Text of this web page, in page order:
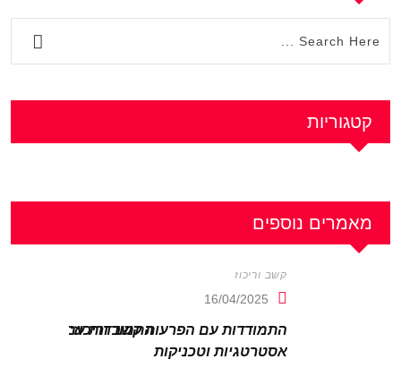
קטגוריות
מאמרים נוספים
קשב וריכוז
16/04/2025
התמודדות עם הפרעות קשב וריכוז:
אסטרטגיות וטכניקות